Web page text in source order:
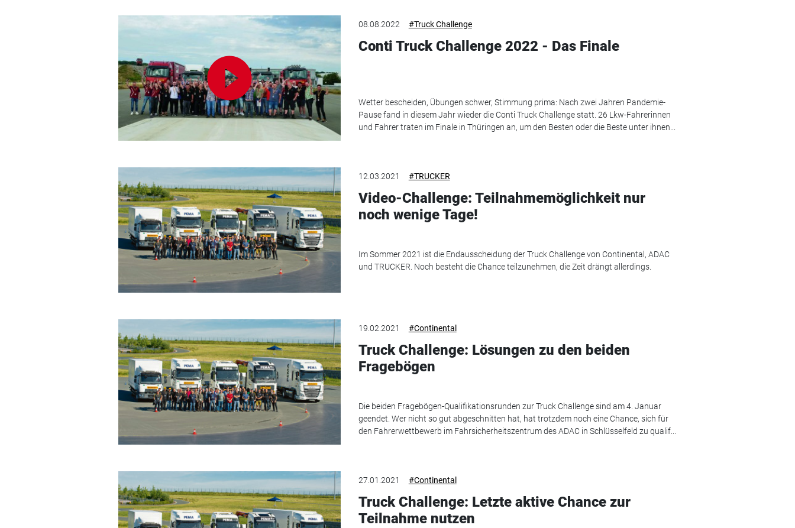
08.08.2022 #Truck Challenge
Conti Truck Challenge 2022 - Das Finale
Wetter bescheiden, Übungen schwer, Stimmung prima: Nach zwei Jahren Pandemie-
Pause fand in diesem Jahr wieder die Conti Truck Challenge statt. 26 Lkw-Fahrerinnen
und Fahrer traten im Finale in Thüringen an, um den Besten oder die Beste unter ihnen...
12.03.2021 #TRUCKER
Video-Challenge: Teilnahmemöglichkeit nur
noch wenige Tage!
Im Sommer 2021 ist die Endausscheidung der Truck Challenge von Continental, ADAC
und TRUCKER. Noch besteht die Chance teilzunehmen, die Zeit drängt allerdings.
19.02.2021 #Continental
Truck Challenge: Lösungen zu den beiden
Fragebögen
Die beiden Fragebögen-Qualifikationsrunden zur Truck Challenge sind am 4. Januar
geendet. Wer nicht so gut abgeschnitten hat, hat trotzdem noch eine Chance, sich für
den Fahrerwettbewerb im Fahrsicherheitszentrum des ADAC in Schlüsselfeld zu qualif...
27.01.2021 #Continental
Truck Challenge: Letzte aktive Chance zur
Teilnahme nutzen